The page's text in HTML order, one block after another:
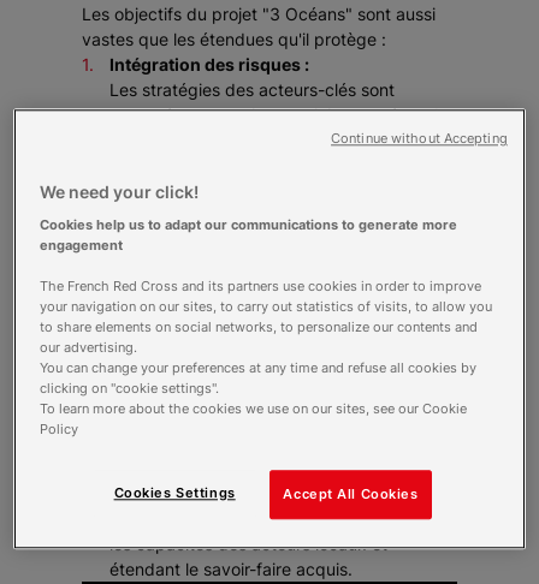
Les objectifs du projet "3 Océans" sont aussi
vastes que les étendues qu'il protège :
Intégration des risques :
Les stratégies des acteurs-clés sont
repensées pour mieux anticiper et répondre
aux catastrophes et sanitaires en intégrant
Préparation Renforcée :
Les plateformes d'intervention régionales et
les sociétés nationales de la Croix-Rouge se
sanitaires.
Solutions Locales :
En s'appuyant sur les communautés et les
écoles, le projet "3 Océans" cherche les
meilleures pratiques pour une gestion des
risques adaptée aux réalités des pays
Innovation et Partage :
De nouveaux outils et approches
émergeront de ce projet, renforçant ainsi
les capacités des acteurs locaux et
étendant le savoir-faire acquis.
We need your click!
Cookies help us to adapt our communications to generate more
engagement
The French Red Cross and its partners use cookies in order to improve
your navigation on our sites, to carry out statistics of visits, to allow you
to share elements on social networks, to personalize our contents and
our advertising.
You can change your preferences at any time and refuse all cookies by
clicking on "cookie settings".
To learn more about the cookies we use on our sites, see our Cookie
Policy
Accept All Cookies
Cookies Settings
Continue without Accepting